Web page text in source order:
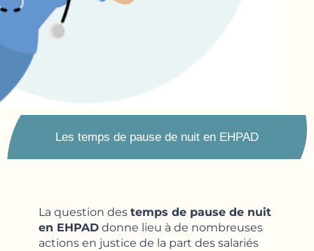
Les temps de pause de nuit en EHPAD
La question des temps de pause de nuit
en EHPAD donne lieu à de nombreuses
actions en justice de la part des salariés